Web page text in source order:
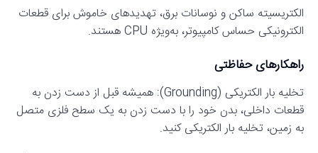
الکتریسیته ساکن و نوسانات برق، تهدیدهای خاموش برای قطعات
الکترونیکی حساس کامپیوتر، به‌ویژه CPU هستند.
راهکارهای حفاظتی
تخلیه بار الکتریکی (Grounding): همیشه قبل از دست زدن به
قطعات داخلی، بدن خود را با دست زدن به یک سطح فلزی متصل
به زمین، تخلیه بار الکتریکی کنید.